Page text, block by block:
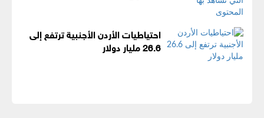
احتياطيات الأردن الأجنبية ترتفع إلى
26.6 مليار دولار